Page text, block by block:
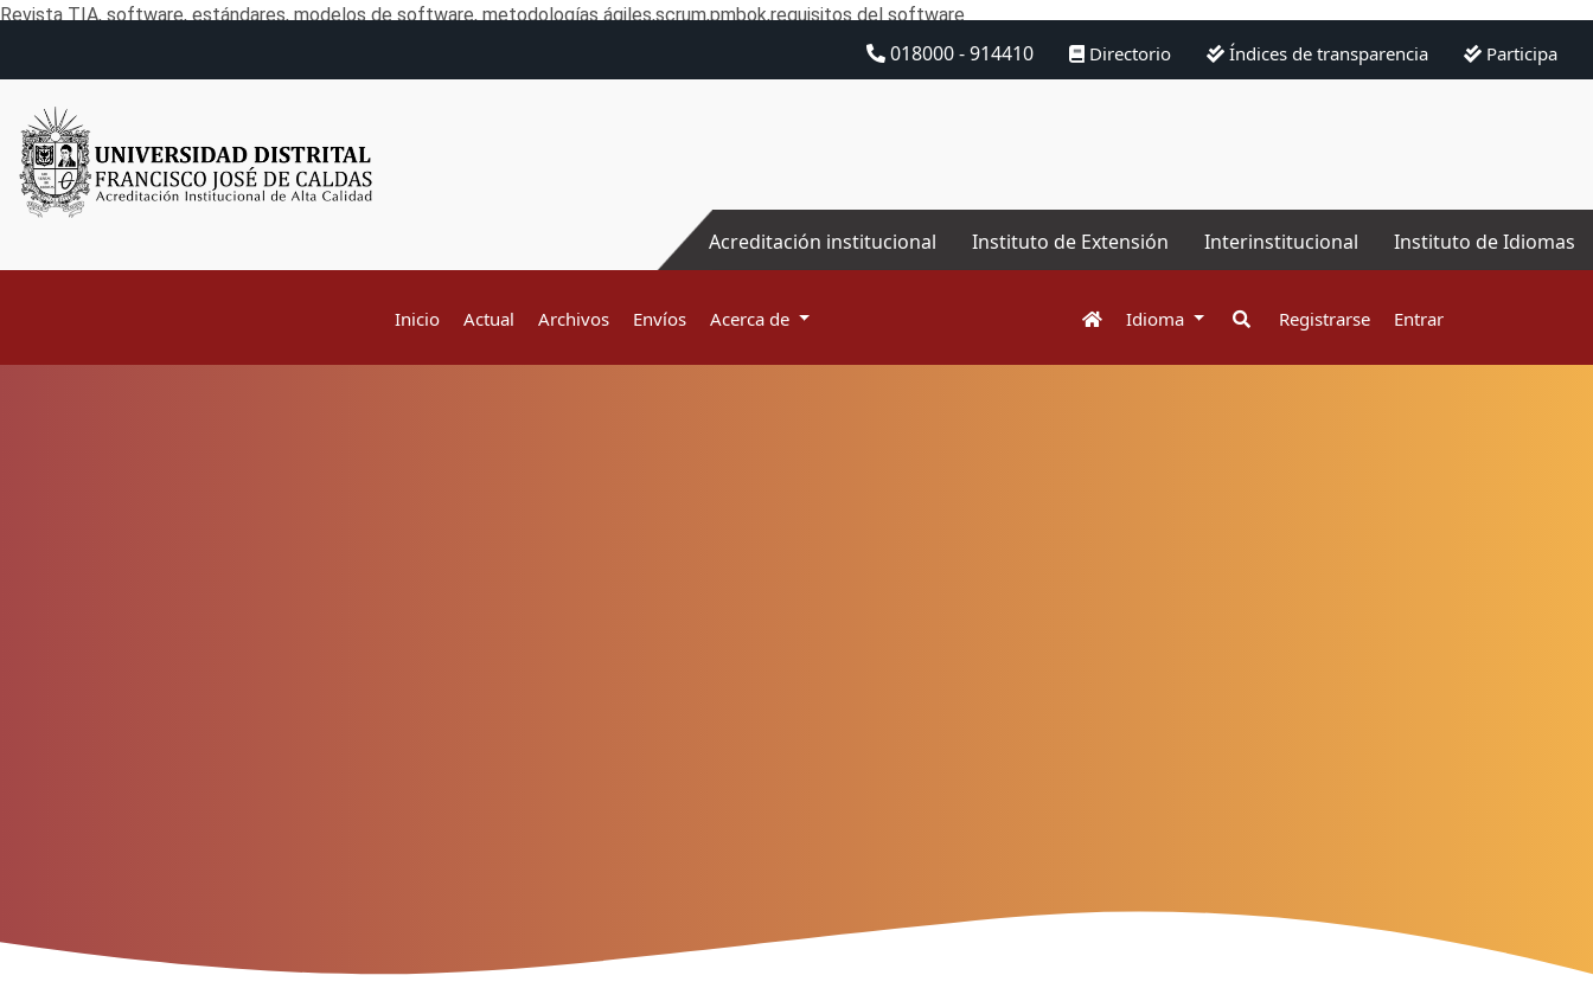
Revista TIA, software, estándares, modelos de software, metodologías ágiles,scrum,pmbok,requisitos del software
018000 - 914410 Directorio Índices de transparencia Participa
Acreditación institucional Instituto de Extensión Interinstitucional Instituto de Idiomas
Inicio Actual Archivos Envíos Acerca de Idioma Registrarse Entrar